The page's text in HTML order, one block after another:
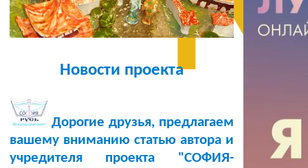
Новости проекта
Дорогие друзья, предлагаем
вашему вниманию статью автора и
учредителя проекта "СОФИЯ-